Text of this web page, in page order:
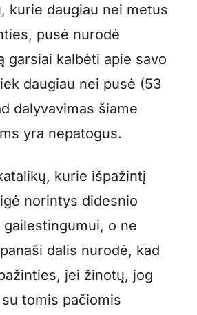
kurie daugiau nei metus
pusė nurodė
garsiai kalbėti apie savo
daugiau nei pusė (53
dalyvavimas šiame
yra nepatogus.
kurie išpažintį
norintys didesnio
o ne
dalis nurodė, kad
jei žinotų, jog
tomis pačiomis